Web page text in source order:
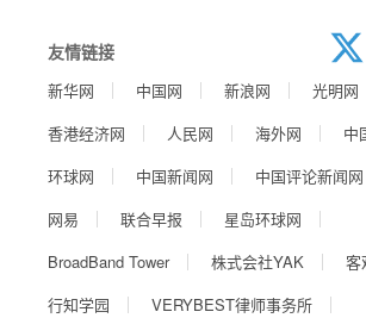
友情链接
新华网 中国网 新浪网 光明网
香港经济网
人民网 海外网
中
环球网
中国新闻网 中国评论新闻网
网易
联合早报
星岛环球网
BroadBand Tower
株式会社YAK
客
行知学园
VERYBEST律师事务所